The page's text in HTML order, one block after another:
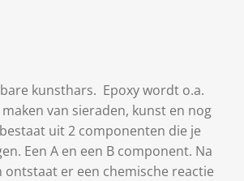
kunsthars. Epoxy wordt o.a.
van sieraden, kunst en nog
uit 2 componenten die je
Een A en een B component. Na
ontstaat er een chemische reactie